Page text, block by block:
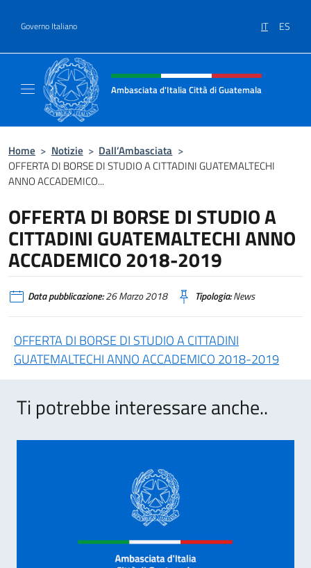
Governo Italiano IT ES
Intestazione sito, social e menù
Ambasciata d'Italia Città di Guatemala
Home > Notizie > Dall’Ambasciata >
OFFERTA DI BORSE DI STUDIO A CITTADINI GUATEMALTECHI
ANNO ACCADEMICO...
OFFERTA DI BORSE DI STUDIO A
CITTADINI GUATEMALTECHI ANNO
ACCADEMICO 2018-2019
Data pubblicazione:26 Marzo 2018 Tipologia:News
OFFERTA DI BORSE DI STUDIO A CITTADINI
GUATEMALTECHI ANNO ACCADEMICO 2018-2019
Ti potrebbe interessare anche..